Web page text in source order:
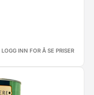
LOGG INN FOR Å SE PRISER